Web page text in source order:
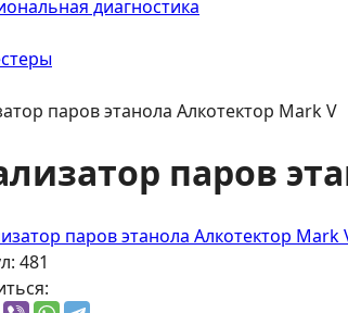
диагностика
паров этанола Алкотектор Mark V
паров
481